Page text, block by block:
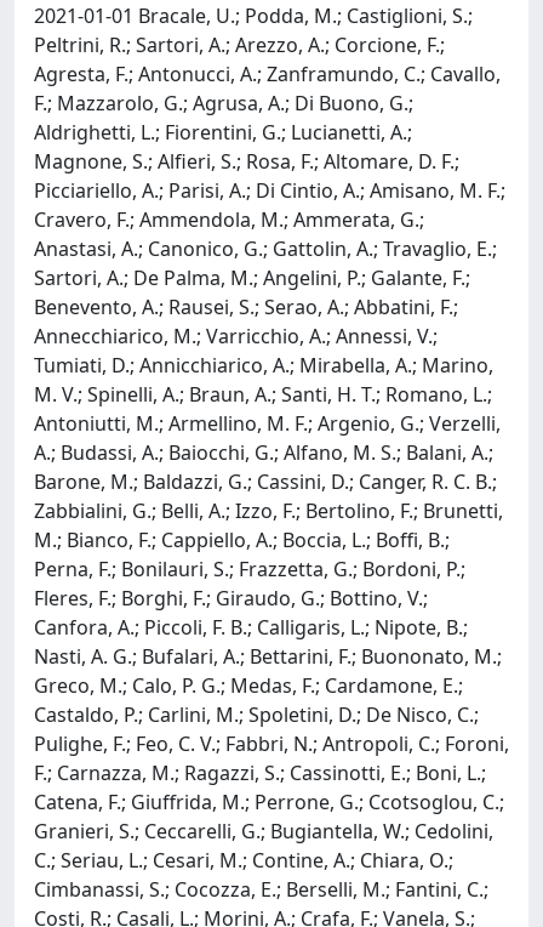
2021-01-01 Bracale, U.; Podda, M.; Castiglioni, S.;
Peltrini, R.; Sartori, A.; Arezzo, A.; Corcione, F.;
Agresta, F.; Antonucci, A.; Zanframundo, C.; Cavallo,
F.; Mazzarolo, G.; Agrusa, A.; Di Buono, G.;
Aldrighetti, L.; Fiorentini, G.; Lucianetti, A.;
Magnone, S.; Alfieri, S.; Rosa, F.; Altomare, D. F.;
Picciariello, A.; Parisi, A.; Di Cintio, A.; Amisano, M. F.;
Cravero, F.; Ammendola, M.; Ammerata, G.;
Anastasi, A.; Canonico, G.; Gattolin, A.; Travaglio, E.;
Sartori, A.; De Palma, M.; Angelini, P.; Galante, F.;
Benevento, A.; Rausei, S.; Serao, A.; Abbatini, F.;
Annecchiarico, M.; Varricchio, A.; Annessi, V.;
Tumiati, D.; Annicchiarico, A.; Mirabella, A.; Marino,
M. V.; Spinelli, A.; Braun, A.; Santi, H. T.; Romano, L.;
Antoniutti, M.; Armellino, M. F.; Argenio, G.; Verzelli,
A.; Budassi, A.; Baiocchi, G.; Alfano, M. S.; Balani, A.;
Barone, M.; Baldazzi, G.; Cassini, D.; Canger, R. C. B.;
Zabbialini, G.; Belli, A.; Izzo, F.; Bertolino, F.; Brunetti,
M.; Bianco, F.; Cappiello, A.; Boccia, L.; Boffi, B.;
Perna, F.; Bonilauri, S.; Frazzetta, G.; Bordoni, P.;
Fleres, F.; Borghi, F.; Giraudo, G.; Bottino, V.;
Canfora, A.; Piccoli, F. B.; Calligaris, L.; Nipote, B.;
Nasti, A. G.; Bufalari, A.; Bettarini, F.; Buononato, M.;
Greco, M.; Calo, P. G.; Medas, F.; Cardamone, E.;
Castaldo, P.; Carlini, M.; Spoletini, D.; De Nisco, C.;
Pulighe, F.; Feo, C. V.; Fabbri, N.; Antropoli, C.; Foroni,
F.; Carnazza, M.; Ragazzi, S.; Cassinotti, E.; Boni, L.;
Catena, F.; Giuffrida, M.; Perrone, G.; Ccotsoglou, C.;
Granieri, S.; Ceccarelli, G.; Bugiantella, W.; Cedolini,
C.; Seriau, L.; Cesari, M.; Contine, A.; Chiara, O.;
Cimbanassi, S.; Cocozza, E.; Berselli, M.; Fantini, C.;
Costi, R.; Casali, L.; Morini, A.; Crafa, F.; Vanela, S.;